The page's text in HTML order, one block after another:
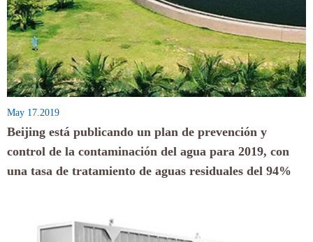
May 17.2019
Beijing está publicando un plan de prevención y
control de la contaminación del agua para 2019, con
una tasa de tratamiento de aguas residuales del 94%